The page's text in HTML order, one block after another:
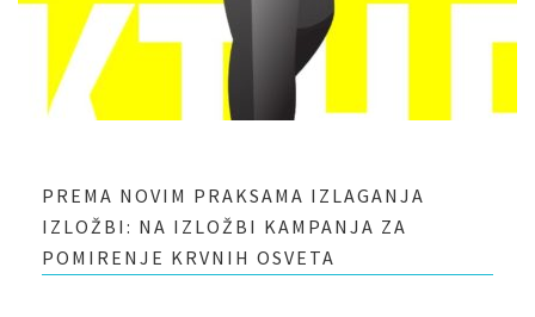
PREMA NOVIM PRAKSAMA IZLAGANJA
IZLOŽBI: NA IZLOŽBI KAMPANJA ZA
POMIRENJE KRVNIH OSVETA